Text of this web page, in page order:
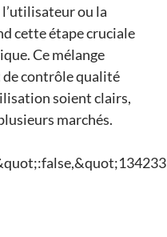
ou la
cette étape cruciale
Ce mélange
de contrôle qualité
soient clairs,
marchés.